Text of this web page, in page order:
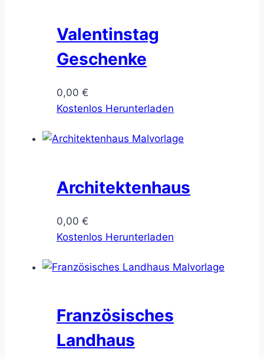
Valentinstag
Geschenke
0,00 €
Kostenlos Herunterladen
Architektenhaus
0,00 €
Kostenlos Herunterladen
Französisches
Landhaus